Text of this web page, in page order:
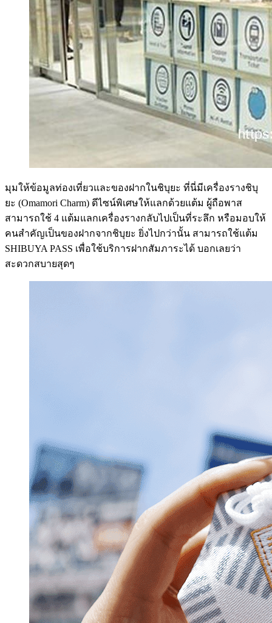
มุมให้ข้อมูลท่องเที่ยวและของฝากในชิบุยะ ที่นี่มีเครื่องรางชิบุ
ยะ (Omamori Charm) ดีไซน์พิเศษให้แลกด้วยแต้ม ผู้ถือพาส
สามารถใช้ 4 แต้มแลกเครื่องรางกลับไปเป็นที่ระลึก หรือมอบให้
คนสำคัญเป็นของฝากจากชิบุยะ ยิ่งไปกว่านั้น สามารถใช้แต้ม
SHIBUYA PASS เพื่อใช้บริการฝากสัมภาระได้ บอกเลยว่า
สะดวกสบายสุดๆ